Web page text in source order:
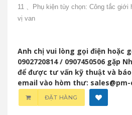
11 、
Phụ kiện tùy chọn: Công tắc giới
vị van
Anh chị vui lòng gọi điện hoặc
0902720814 / 0907450506 gặp
để được tư vấn kỹ thuật và
email vào hòm thư:
ĐẶT HÀNG